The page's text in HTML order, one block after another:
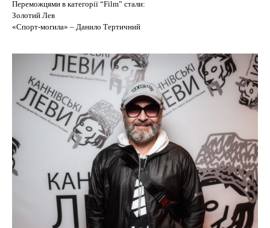
Переможцями в категорії “Film” стали:
Золотий Лев
«Спорт-могила» – Данило Тертичний